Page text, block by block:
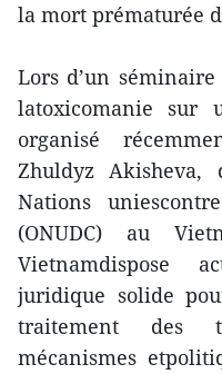
la mort prématurée
Lors d’un
latoxicomanie sur
organisé
Zhuldyz Akisheva,
Nations
(ONUDC) au
Vietnamdispose
juridique solide
traitement des
mécanismes